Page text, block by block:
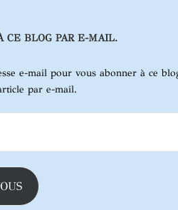
CE BLOG PAR E-MAIL.
e-mail pour vous abonner à ce
par e-mail.